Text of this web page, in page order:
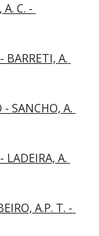
C. -
BARRETI, A.
SANCHO, A.
LADEIRA, A.
A.P. T. -